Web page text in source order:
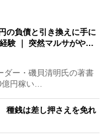
の負債と引き換えに手に
験 ｜ 突然マルサがや…
ー・磯貝清明氏の著書
億円稼い…
種銭は差し押さえを免れ